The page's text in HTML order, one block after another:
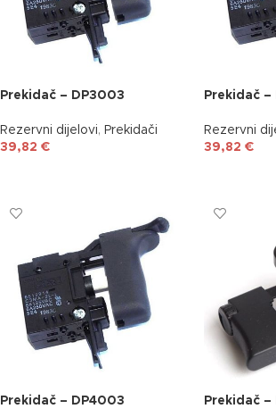
Prekidač – DP3003
Rezervni dijelovi, Prekidači
39,82 €
Prekidač –
Rezervni
39,82 €
Prekidač – DP4003 Prekidač –